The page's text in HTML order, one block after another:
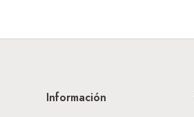
Información